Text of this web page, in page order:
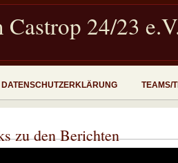
Castrop 24/23
DATENSCHUTZERKLÄRUNG TEAMS/
zu den Berichten